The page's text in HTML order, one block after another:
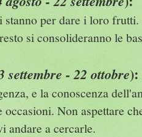
stanno per dare i loro
si consolideranno le
settembre - 22 ottobre):
e la conoscenza
Non aspettare
andare a cercarle.